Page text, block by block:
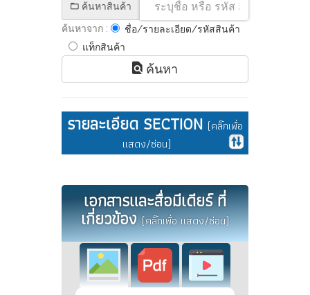
ค้นหาสินค้า
ค้นหาจาก :
ชื่อ/รายละเอียด/รหัสสินค้า
แท็กสินค้า
ค้นหา
รายละเอียด SECTION (คลิ๊กเพื่อ
แสดง/ซ่อน)
เอกสารและสื่อมีเดียร์ ที่
เกี่ยวข้อง(คลิ๊กเพื่อ แสดง/ซ่อน)